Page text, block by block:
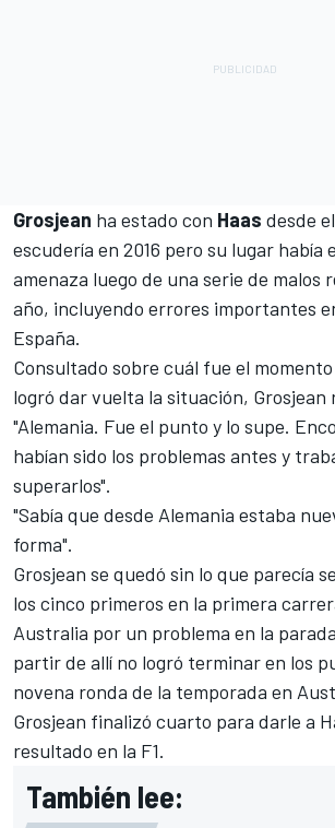
Grosjean ha estado con Haas desde
escudería en 2016 pero su lugar había
amenaza luego de una serie de malos
año, incluyendo errores importantes
España.
Consultado sobre cuál fue el
logró dar vuelta la situación, Grosjean
"Alemania. Fue el punto y lo supe.
habían sido los problemas antes y
superarlos".
"Sabía que desde Alemania estaba
forma".
Grosjean se quedó sin lo que parecía
los cinco primeros en la primera
Australia por un problema en la
partir de allí no logró terminar en los
novena ronda de la temporada en
Grosjean finalizó cuarto para darle a
resultado en la F1.
También lee: